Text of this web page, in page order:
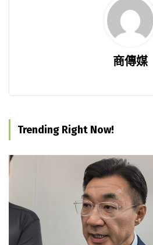
商傳媒
Trending Right Now!